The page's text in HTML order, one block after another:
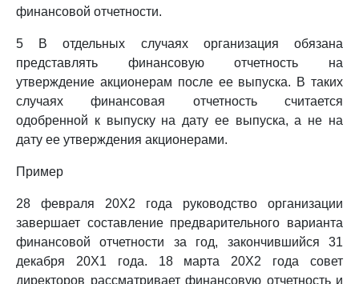
финансовой отчетности.
5 В отдельных случаях организация обязана
представлять финансовую отчетность на
утверждение акционерам после ее выпуска. В таких
случаях финансовая отчетность считается
одобренной к выпуску на дату ее выпуска, а не на
дату ее утверждения акционерами.
Пример
28 февраля 20X2 года руководство организации
завершает составление предварительного варианта
финансовой отчетности за год, закончившийся 31
декабря 20X1 года. 18 марта 20X2 года совет
директоров рассматривает финансовую отчетность и